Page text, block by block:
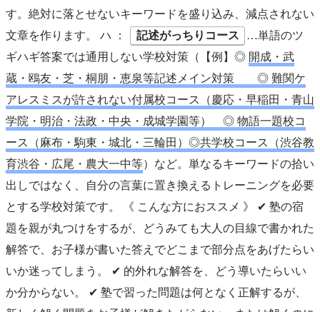
す。絶対に落とせないキーワードを盛り込み、減点されない
文章を作ります。 ハ ：
記述がっちりコース
…単語のツ
ギハギ答案では通用しない学校対策（【例】◎ 開成・武
蔵・鴎友・芝・桐朋・恵泉等記述メイン対策 ◎ 難関ケ
アレスミスが許されない付属校コース（慶応・早稲田・青山
学院・明治・法政・中央・成城学園等） ◎ 物語一題校コ
ース（麻布・駒東・城北・三輪田）◎共学校コース（渋谷教
育渋谷・広尾・農大一中等）など。単なるキーワードの拾い
出しではなく、自分の言葉に置き換えるトレーニングを必要
とする学校対策です。 《 こんな方におススメ 》 ✔︎ 塾の宿
題を親が丸つけをするが、どうみても大人の目線で書かれた
解答で、お子様が書いた答えでどこまで部分点をあげたらい
いか迷ってしまう。 ✔︎ 的外れな解答を、どう導いたらいい
か分からない。 ✔︎ 塾で習った問題は何となく正解するが、